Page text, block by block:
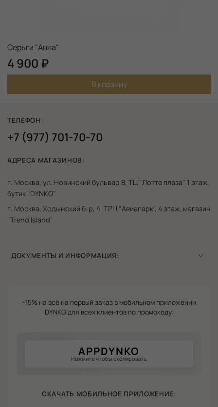
Серьги "Анна"
4 900 ₽
В корзину
ТЕЛЕФОН:
+7 (977) 701-70-70
АДРЕСА МАГАЗИНОВ:
г. Москва, ул. Новинский бульвар 8, ТЦ "Лотте плаза" 1 этаж,
бутик "DYNKO"
г. Москва, Ходынский б-р, 4, ТРЦ "Авиапарк", 4 этаж, магазин
"Trend Island"
ДОКУМЕНТЫ И ИНФОРМАЦИЯ:
-15% на всё на первый заказ в мобильном приложении
DYNKO для всех клиентов по промокоду:
APPDYNKO
Нажмите чтобы скопировать
СКАЧАТЬ МОБИЛЬНОЕ ПРИЛОЖЕНИЕ: